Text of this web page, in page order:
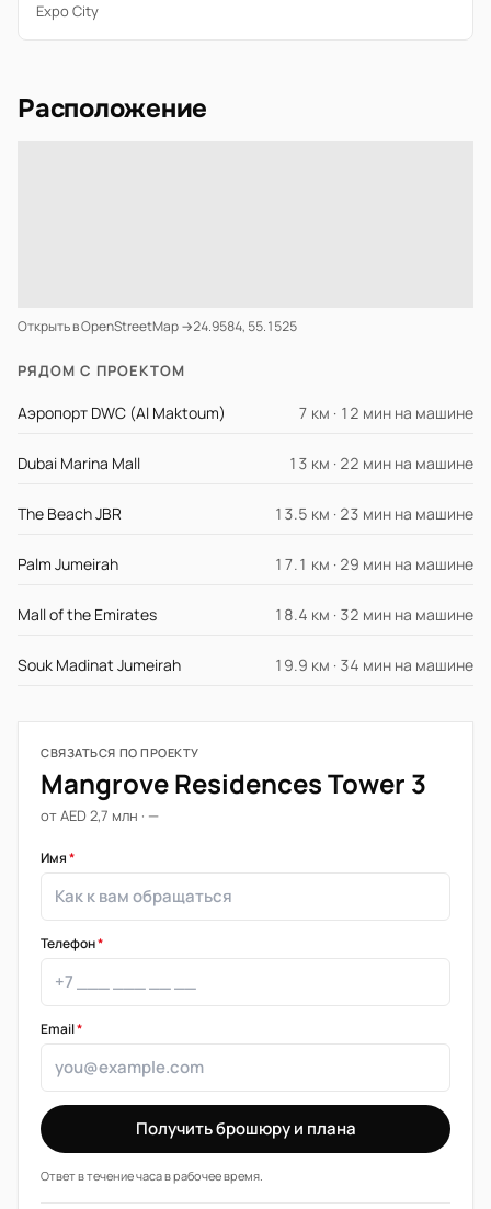
Expo City
Расположение
Открыть в OpenStreetMap →24.9584, 55.1525
РЯДОМ С ПРОЕКТОМ
Аэропорт DWC (Al Maktoum) 7 км · 12 мин на машине
Dubai Marina Mall 13 км · 22 мин на машине
The Beach JBR 13.5 км · 23 мин на машине
Palm Jumeirah 17.1 км · 29 мин на машине
Mall of the Emirates 18.4 км · 32 мин на машине
Souk Madinat Jumeirah 19.9 км · 34 мин на машине
СВЯЗАТЬСЯ ПО ПРОЕКТУ
Mangrove Residences Tower 3
от AED 2,7 млн · —
Имя*
Телефон*
Email*
Получить брошюру и плана
Ответ в течение часа в рабочее время.